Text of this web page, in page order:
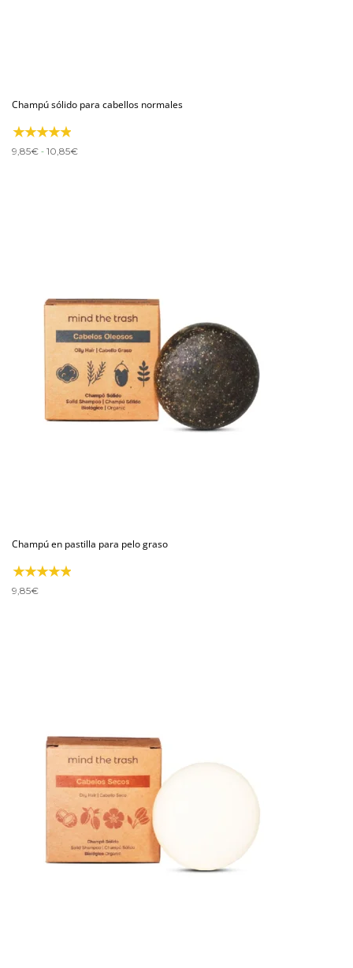
Champú sólido para cabellos normales
9,85€ - 10,85€Rango
Champú en pastilla para pelo graso
9,85€